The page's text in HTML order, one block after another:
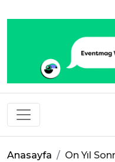
Eventmag
Anasayfa On Yıl